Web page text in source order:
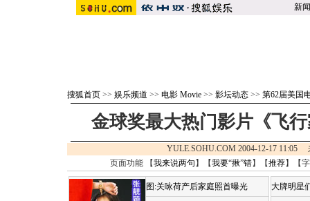
新闻
搜狐首页 >> 娱乐频道 >> 电影 Movie >> 影坛动态 >> 第62届美国
金球奖最大热门影片《飞
YULE.SOHU.COM 2004-12-17 11:05
页面功能 【我来说两句 】【我要“揪”错】【推荐】【
图:关咏荷产后家庭照首曝光 大牌明星